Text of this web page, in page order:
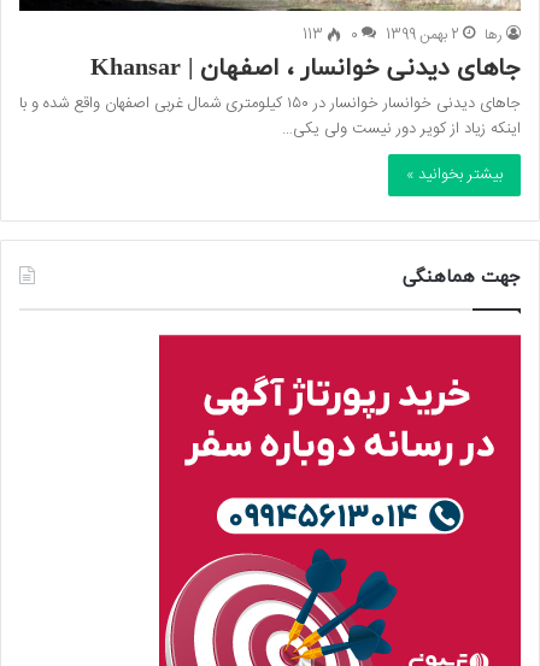
رها 2 بهمن 1399 0
113
جاهای دیدنی خوانسار ، اصفهان | Khansar
جاهای دیدنی خوانسار خوانسار در ۱۵۰ کیلومتری شمال غربی اصفهان واقع شده و با
اینکه زیاد از کویر دور نیست ولی یکی…
بیشتر بخوانید »
جهت هماهنگی